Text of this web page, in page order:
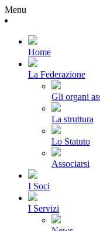
Menu
Home
La Federazione
Gli organi
La struttura
Lo Statuto
Associarsi
I Soci
I Servizi